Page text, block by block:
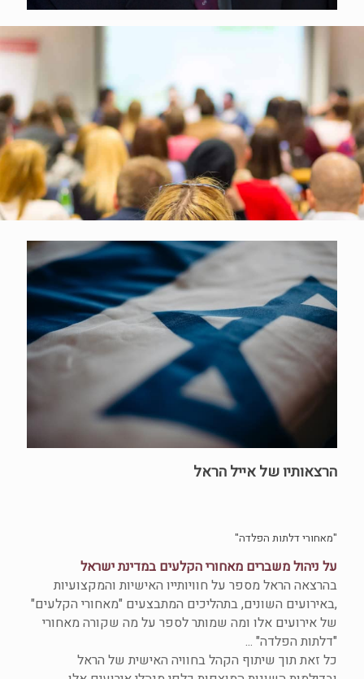
הרצאותיו של אייל הראל
"מאחורי דלתות הפלדה"
על ניהול משברים מאחורי הקלעים במדינת ישראל
בהרצאה הראל מספר על חוויותייו האישיות והמקצועיות
,באירועים השונים, בתהליכים המתבצעים "מאחורי הקלעים"
של אירועים אלו ומה שמותר לספר על מה שקורה מאחורי
"דלתות הפלדה" ...
כל זאת תוך שיתוף הקהל בחוויה האישית של הראל